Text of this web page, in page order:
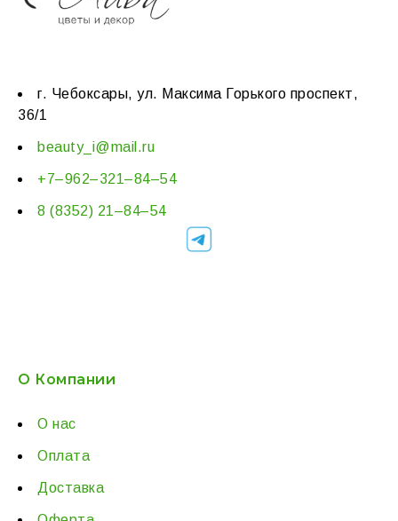
г. Чебоксары, ул. Максима Горького проспект,
36/1
beauty_i@mail.ru
+7–962–321–84–54
8 (8352) 21–84–54
О Компании
О нас
Оплата
Доставка